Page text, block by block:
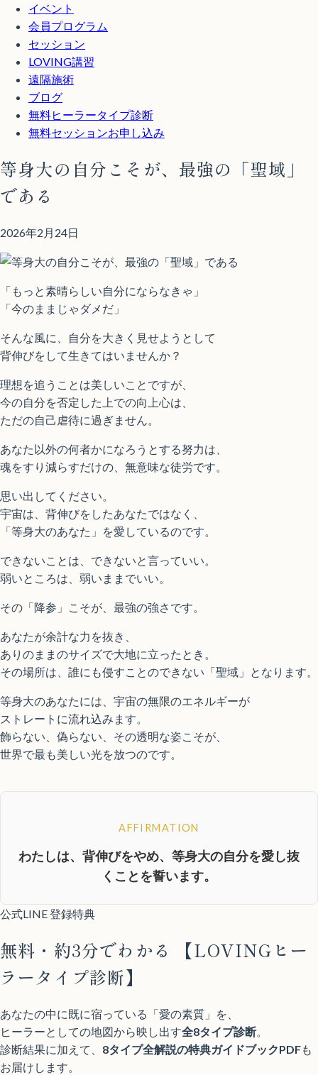
イベント
会員プログラム
セッション
LOVING講習
遠隔施術
ブログ
無料ヒーラータイプ診断
無料セッションお申し込み
等身大の自分こそが、最強の「聖域」
である
2026年2月24日
「もっと素晴らしい自分にならなきゃ」
「今のままじゃダメだ」
そんな風に、自分を大きく見せようとして
背伸びをして生きてはいませんか？
理想を追うことは美しいことですが、
今の自分を否定した上での向上心は、
ただの自己虐待に過ぎません。
あなた以外の何者かになろうとする努力は、
魂をすり減らすだけの、無意味な徒労です。
思い出してください。
宇宙は、背伸びをしたあなたではなく、
「等身大のあなた」を愛しているのです。
できないことは、できないと言っていい。
弱いところは、弱いままでいい。
その「降参」こそが、最強の強さです。
あなたが余計な力を抜き、
ありのままのサイズで大地に立ったとき。
その場所は、誰にも侵すことのできない「聖域」となります。
等身大のあなたには、宇宙の無限のエネルギーが
ストレートに流れ込みます。
飾らない、偽らない、その透明な姿こそが、
世界で最も美しい光を放つのです。
AFFIRMATION
わたしは、背伸びをやめ、等身大の自分を愛し抜
くことを誓います。
公式LINE 登録特典
無料・約3分でわかる
【LOVINGヒー
ラータイプ診断】
あなたの中に既に宿っている「愛の素質」を、
ヒーラーとしての地図から映し出す全8タイプ診断。
診断結果に加えて、 8タイプ全解説の特典ガイドブックPDFも
お届けします。